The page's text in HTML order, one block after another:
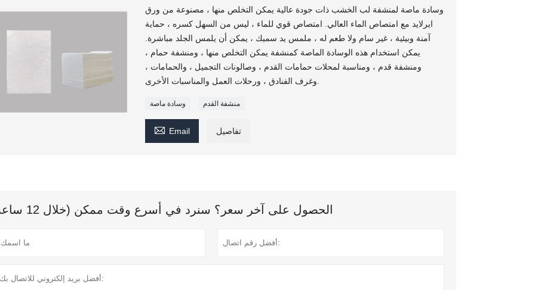
وسادة ماصة لمنشفة لب الخشب ذات جودة عالية يمكن التخلص منها ، مصنوعة من ورق
ايرلايد مع امتصاص الماء العالي. امتصاص قوي للماء ، ليس من السهل كسره ، حماية
آمنة وبيئية ، غير سام ولا طعم له ، ملمس يد سميك ، يمكن أن يلمس الجلد مباشرة.
يمكن استخدام هذه الوسادة الماصة كمنشفة يمكن التخلص منها ، ومنشفة حمام ،
ومنشفة قدم ، ومناسبة لمحلات حمامات القدم ، وصالونات التجميل ، والحمامات ،
وسادة ماصة منشفة القدم
 Email تفاصيل
الحصول على آخر سعر؟ سنرد في أسرع وقت ممكن (خلال 12 ساعة)